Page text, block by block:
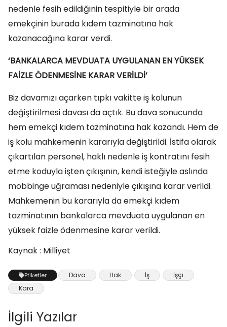
nedenle fesih edildiğinin tespitiyle bir arada
emekçinin burada kıdem tazminatına hak
kazanacağına karar verdi.
‘BANKALARCA MEVDUATA UYGULANAN EN YÜKSEK
FAİZLE ÖDENMESİNE KARAR VERİLDİ’
Biz davamızı açarken tıpkı vakitte iş kolunun
değiştirilmesi davası da açtık. Bu dava sonucunda
hem emekçi kıdem tazminatına hak kazandı. Hem de
iş kolu mahkemenin kararıyla değiştirildi. İstifa olarak
çıkartılan personel, haklı nedenle iş kontratını fesih
etme koduyla işten çıkışının, kendi isteğiyle aslında
mobbinge uğraması nedeniyle çıkışına karar verildi.
Mahkemenin bu kararıyla da emekçi kıdem
tazminatının bankalarca mevduata uygulanan en
yüksek faizle ödenmesine karar verildi.
Kaynak : Milliyet
Etiketler Dava Hak İş
İşçi
Kara
İlgili Yazılar